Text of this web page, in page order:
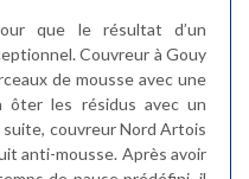
que le résultat d’un
Couvreur à Gouy
de mousse avec une
ôter les résidus avec un
couvreur Nord Artois
anti-mousse. Après avoir